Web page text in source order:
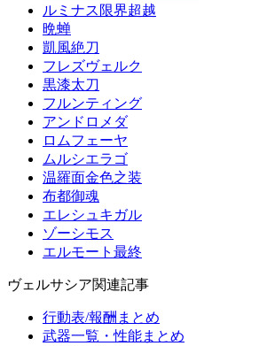
ルミナス限界超越
晩蝉
凱風絶刀
フレズヴェルク
黒漆太刀
フルンティング
アンドロメダ
ロムフェーヤ
ムルシエラゴ
温羅面金色之装
布都御魂
エレシュキガル
ゾーシモス
エルモート最終
ヴェルサシア関連記事
行動表/報酬まとめ
武器一覧・性能まとめ